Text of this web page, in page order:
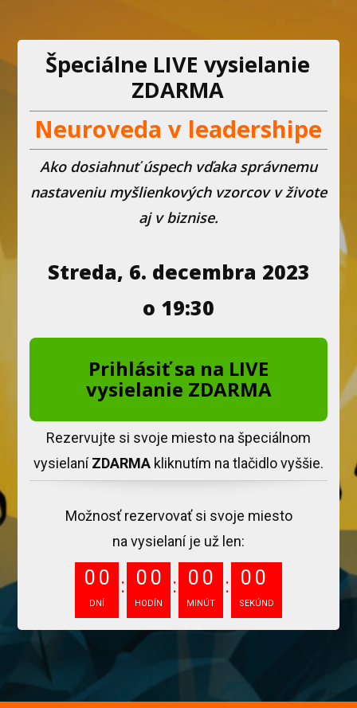
Špeciálne LIVE vysielanie
ZDARMA
Neuroveda v leadershipe
Ako dosiahnuť úspech vďaka správnemu
nastaveniu myšlienkových vzorcov v živote
aj v biznise.
Streda, 6. decembra 2023
o 19:30
Prihlásiť sa na LIVE
vysielanie ZDARMA
Rezervujte si svoje miesto na špeciálnom
vysielaníZDARMA kliknutím na tlačidlo vyššie.
Možnosť rezervovať si svoje miesto
na vysielaní je už len:
0 0
DNÍ
0 0
HODÍN
0 0
MINÚT
0 0
SEKÚND